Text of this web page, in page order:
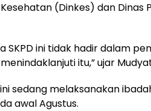
(Dinkes) dan Dinas
SKPD ini tidak hadir dalam
itu,” ujar
sedang melaksanakan
awal Agustus.